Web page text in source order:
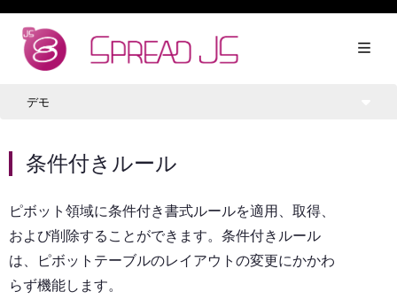
デモ
条件付きルール
ピボット領域に条件付き書式ルールを適用、取得、
および削除することができます。条件付きルール
は、ピボットテーブルのレイアウトの変更にかかわ
らず機能します。